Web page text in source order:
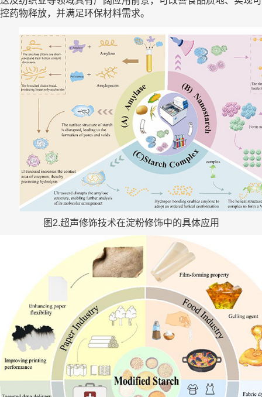
控药物释放，并满足环保材料需求。
图2.超声修饰技术在淀粉修饰中的具体应用